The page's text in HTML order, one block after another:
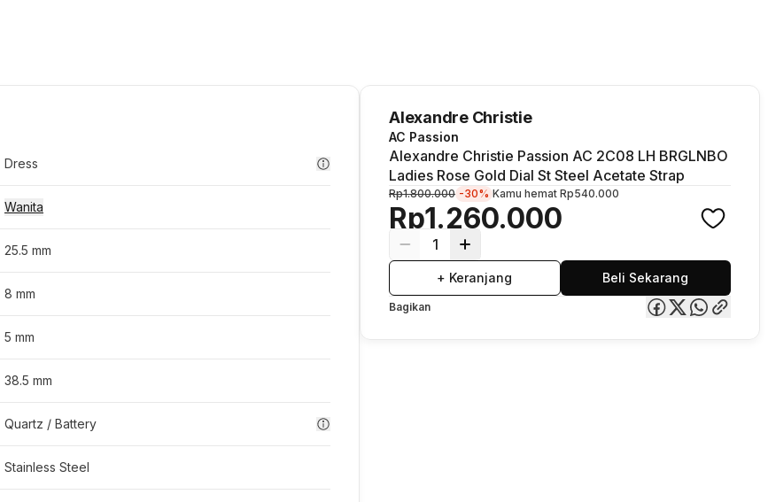
Dress
Wanita
25.5 mm
8 mm
5 mm
38.5 mm
Quartz / Battery
Stainless Steel
Alexandre Christie
AC Passion
Alexandre Christie Passion AC 2C08 LH BRGLNBO
Ladies Rose Gold Dial St Steel Acetate Strap
Rp1.260.000
Rp1.800.000 -30% Kamu hemat Rp540.000
1
+ Keranjang Beli Sekarang
Bagikan